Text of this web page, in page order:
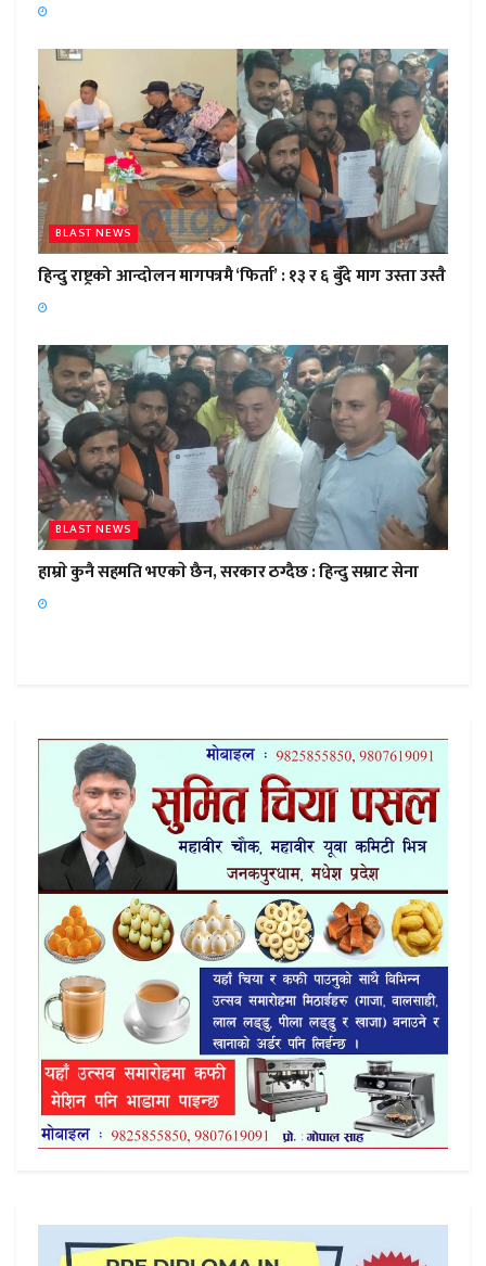
BLAST NEWS
हिन्दु राष्ट्रको आन्दोलन मागपत्रमै ‘फिर्ता’ : १३ र ६ बुँदे माग उस्ता उस्तै
BLAST NEWS
हाम्राे कुनै सहमति भएकाे छैन, सरकार ठग्दैछ : हिन्दु सम्राट सेना